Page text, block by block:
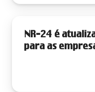
NR-24 é
para as